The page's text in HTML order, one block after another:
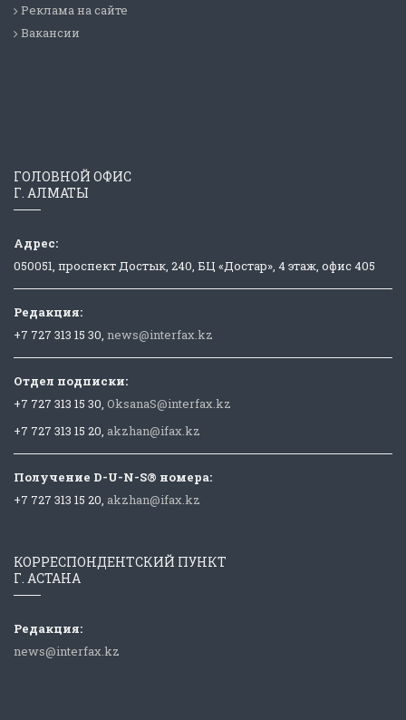
Реклама на сайте
Вакансии
ГОЛОВНОЙ ОФИС
Г. АЛМАТЫ
Адрес:
050051, проспект Достык, 240, БЦ «Достар», 4 этаж, офис 405
Редакция:
+7 727 313 15 30, news@interfax.kz
Отдел подписки:
+7 727 313 15 30, OksanaS@interfax.kz
+7 727 313 15 20, akzhan@ifax.kz
Получение D-U-N-S® номера:
+7 727 313 15 20, akzhan@ifax.kz
КОРРЕСПОНДЕНТСКИЙ ПУНКТ
Г. АСТАНА
Редакция:
news@interfax.kz